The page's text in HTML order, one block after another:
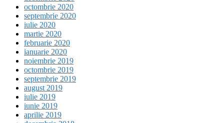
octombrie 2020
septembrie 2020
iulie 2020
martie 2020
februarie 2020
ianuarie 2020
noiembrie 2019
octombrie 2019
septembrie 2019
august 2019
iulie 2019
iunie 2019
aprilie 2019